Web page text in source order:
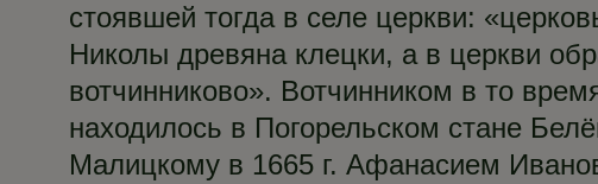
стоявшей тогда в селе церкви:
Николы древяна клецки, а в церкви
вотчинниково». Вотчинником в то
находилось в Погорельском стане
Малицкому в 1665 г. Афанасием